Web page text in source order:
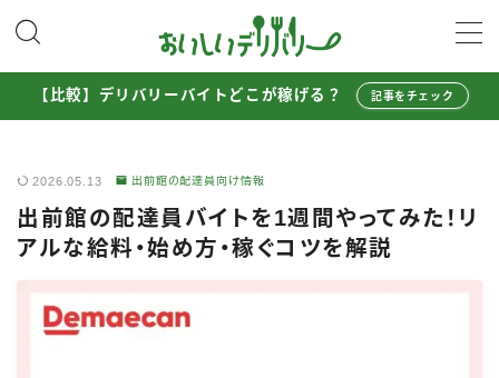
MENU
Uber Eats配達員ガイド
出前館配達員ガイド
ロケットナウ配達員ガイド
【比較】デリバリーバイトどこが稼げる？ 記事をチェック
2026.05.13 出前館の配達員向け情報
出前館の配達員バイトを1週間やってみた！リ
アルな給料・始め方・稼ぐコツを解説